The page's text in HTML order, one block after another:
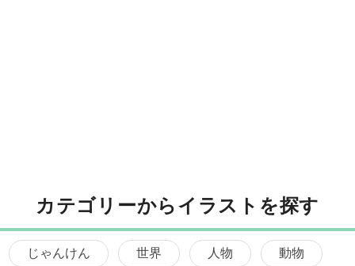
カテゴリーからイラストを探す
じゃんけん 世界 人物 動物